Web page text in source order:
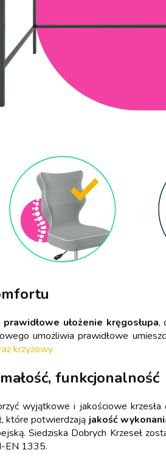
prawidłowe ułożenie kręgosłupa,
umożliwia prawidłowe
krzyżowy.
funkcjonalność
wyjątkowe i jakościowe
które potwierdzają jakość
Siedziska Dobrych Krzeseł
EN 1335.